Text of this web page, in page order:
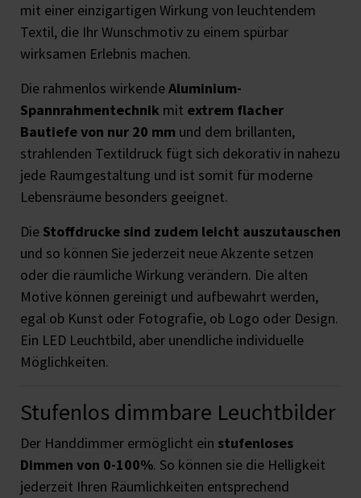
mit einer einzigartigen Wirkung von leuchtendem
Textil, die Ihr Wunschmotiv zu einem spürbar
wirksamen Erlebnis machen.
Die rahmenlos wirkendeAluminium-
Spannrahmentechnik mit extrem flacher
Bautiefe von nur 20 mm und dem brillanten,
strahlenden Textildruck fügt sich dekorativ in nahezu
jede Raumgestaltung und ist somit für moderne
Lebensräume besonders geeignet.
Die Stoffdrucke sind zudem leicht auszutauschen
und so können Sie jederzeit neue Akzente setzen
oder die räumliche Wirkung verändern. Die alten
Motive können gereinigt und aufbewahrt werden,
egal ob Kunst oder Fotografie, ob Logo oder Design.
Ein LED Leuchtbild, aber unendliche individuelle
Möglichkeiten.
Stufenlos dimmbare Leuchtbilder
Der Handdimmer ermöglicht ein stufenloses
Dimmen von 0-100%. So können sie die Helligkeit
jederzeit Ihren Räumlichkeiten entsprechend